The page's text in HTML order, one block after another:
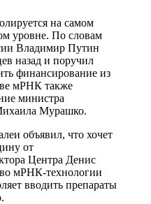
на самом
уровне. По словам
Владимир Путин
назад и поручил
финансирование из
мРНК также
министра
Мурашко.
объявил, что хочет
от
Центра Денис
мРНК-технологии
вводить препараты